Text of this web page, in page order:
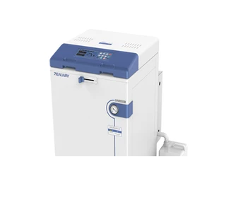
Más información